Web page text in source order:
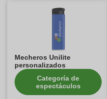
Mecheros Unilite
personalizados
Categoría de
espectáculos